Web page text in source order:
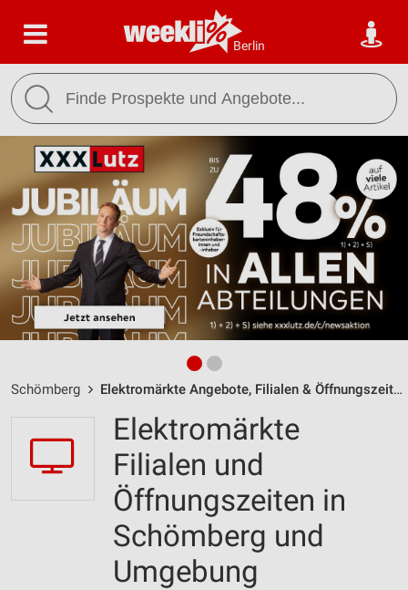
Berlin
Schömberg Elektromärkte Angebote, Filialen & Öffnungszeiten
Elektromärkte
Filialen und
Öffnungszeiten in
Schömberg und
Umgebung